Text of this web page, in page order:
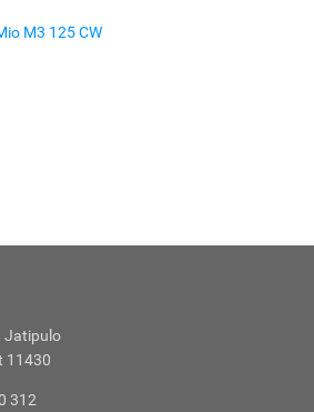
M3 125 CW
Jatipulo
11430
312